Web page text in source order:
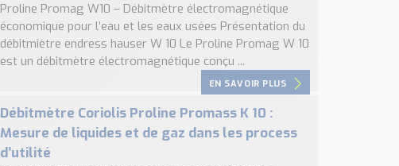
Proline Promag W10 – Débitmètre électromagnétique
économique pour l’eau et les eaux usées Présentation du
débitmiètre endress hauser W 10 Le Proline Promag W 10
est un débitmètre électromagnétique conçu ...
EN SAVOIR PLUS
Débitmètre Coriolis Proline Promass K 10 :
Mesure de liquides et de gaz dans les process
d’utilité